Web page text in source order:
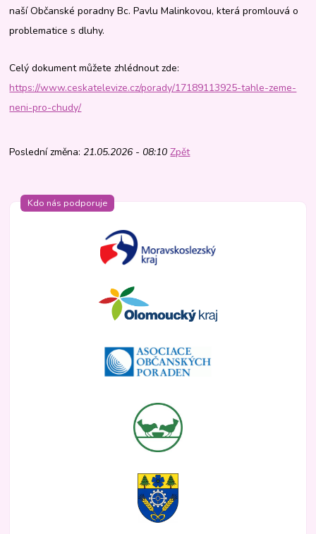
naší Občanské poradny Bc. Pavlu Malinkovou, která promlouvá o
problematice s dluhy.
Celý dokument můžete zhlédnout zde:
https://www.ceskatelevize.cz/porady/17189113925-tahle-zeme-
neni-pro-chudy/
Poslední změna: 21.05.2026 - 08:10 Zpět
Kdo nás podporuje